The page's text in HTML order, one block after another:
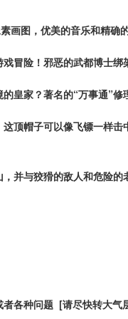
画图，优美的音乐和精确
冒险！邪恶的武都博士
皇家？著名的“万事通”修
顶帽子可以像飞镖一样
并与狡猾的敌人和危险的
者各种问题 [请尽快转大气